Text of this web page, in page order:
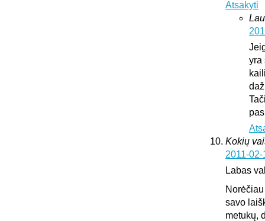
Atsakyti
yra
Kokių
2011-
Labas
savo
metukų,